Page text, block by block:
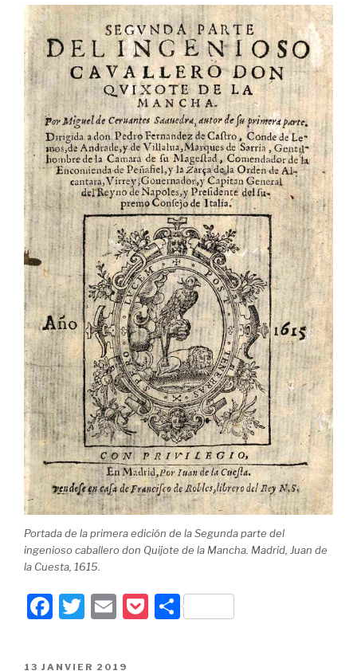
Portada de la primera edición de la Segunda parte del
ingenioso caballero don Quijote de la Mancha. Madrid, Juan de
la Cuesta, 1615.
F
c
T
tt
E
ail
P P
PUBLIÉ
13 JANVIER 2019